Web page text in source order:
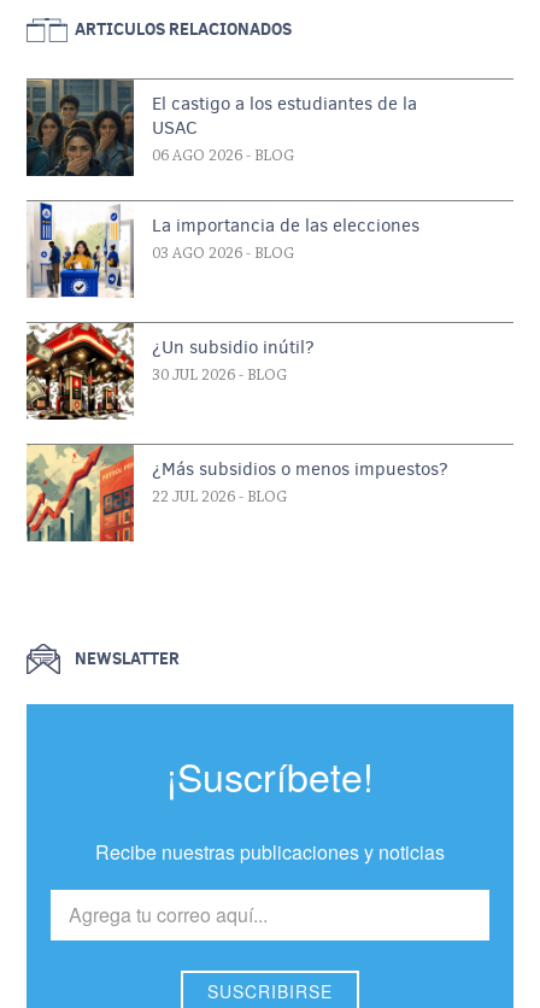
ARTICULOS RELACIONADOS
El castigo a los estudiantes de la
USAC
06 AGO 2026 - BLOG
La importancia de las elecciones
03 AGO 2026 - BLOG
¿Un subsidio inútil?
30 JUL 2026 - BLOG
¿Más subsidios o menos impuestos?
22 JUL 2026 - BLOG
NEWSLATTER
¡Suscríbete!
Recibe nuestras publicaciones y noticias